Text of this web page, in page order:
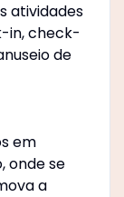
atividades
in, check-
de
em
onde se
a